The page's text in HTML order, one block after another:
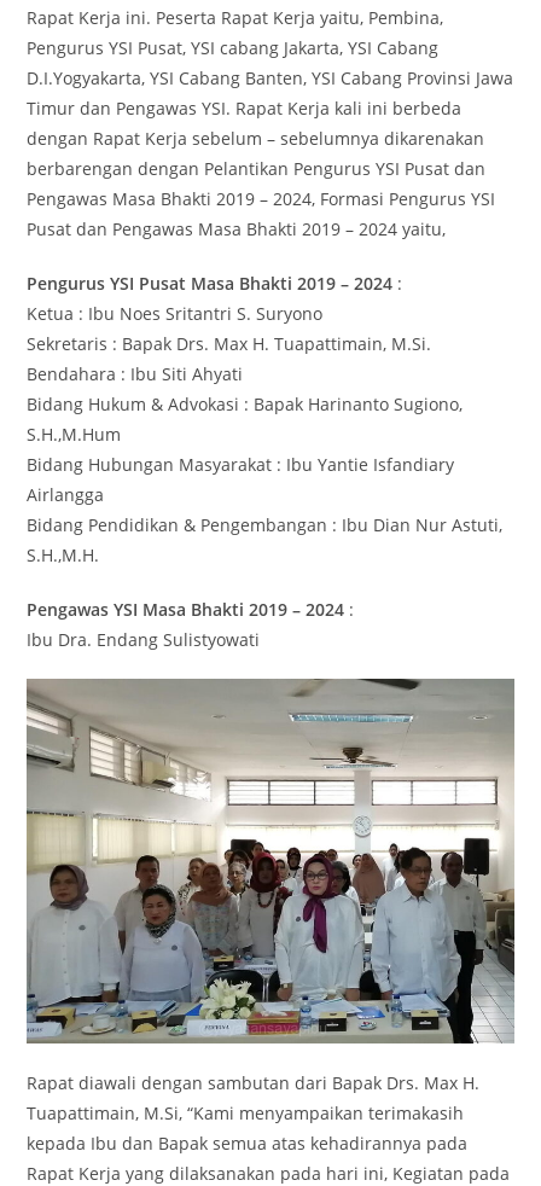
Rapat Kerja ini. Peserta Rapat Kerja yaitu, Pembina,
Pengurus YSI Pusat, YSI cabang Jakarta, YSI Cabang
D.I.Yogyakarta, YSI Cabang Banten, YSI Cabang Provinsi Jawa
Timur dan Pengawas YSI. Rapat Kerja kali ini berbeda
dengan Rapat Kerja sebelum – sebelumnya dikarenakan
berbarengan dengan Pelantikan Pengurus YSI Pusat dan
Pengawas Masa Bhakti 2019 – 2024, Formasi Pengurus YSI
Pusat dan Pengawas Masa Bhakti 2019 – 2024 yaitu,
Pengurus YSI Pusat Masa Bhakti 2019 – 2024 :
Ketua : Ibu Noes Sritantri S. Suryono
Sekretaris : Bapak Drs. Max H. Tuapattimain, M.Si.
Bendahara : Ibu Siti Ahyati
Bidang Hukum & Advokasi : Bapak Harinanto Sugiono,
S.H.,M.Hum
Bidang Hubungan Masyarakat : Ibu Yantie Isfandiary
Airlangga
Bidang Pendidikan & Pengembangan : Ibu Dian Nur Astuti,
S.H.,M.H.
Pengawas YSI Masa Bhakti 2019 – 2024 :
Ibu Dra. Endang Sulistyowati
Rapat diawali dengan sambutan dari Bapak Drs. Max H.
Tuapattimain, M.Si, “Kami menyampaikan terimakasih
kepada Ibu dan Bapak semua atas kehadirannya pada
Rapat Kerja yang dilaksanakan pada hari ini, Kegiatan pada